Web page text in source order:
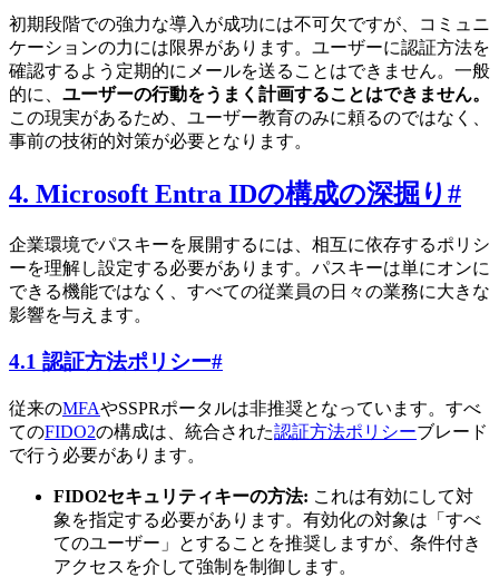
初期段階での強力な導入が成功には不可欠ですが、コミュニ
ケーションの力には限界があります。ユーザーに認証方法を
確認するよう定期的にメールを送ることはできません。一般
的に、 ユーザーの行動をうまく計画することはできません。
この現実があるため、ユーザー教育のみに頼るのではなく、
事前の技術的対策が必要となります。
4. Microsoft Entra IDの構成の深掘り #
企業環境でパスキーを展開するには、相互に依存するポリシ
ーを理解し設定する必要があります。パスキーは単にオンに
できる機能ではなく、すべての従業員の日々の業務に大きな
影響を与えます。
4.1 認証方法ポリシー#
従来のMFAやSSPRポータルは非推奨となっています。すべ
てのFIDO2の構成は、統合された認証方法ポリシーブレード
で行う必要があります。
FIDO2セキュリティキーの方法: これは有効にして対
象を指定する必要があります。有効化の対象は「すべ
てのユーザー」とすることを推奨しますが、条件付き
アクセスを介して強制を制御します。